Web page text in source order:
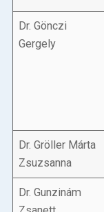
Dr. Gönczi
Gergely
Dr. Gröller Márta
Zsuzsanna
Dr. Gunzinám